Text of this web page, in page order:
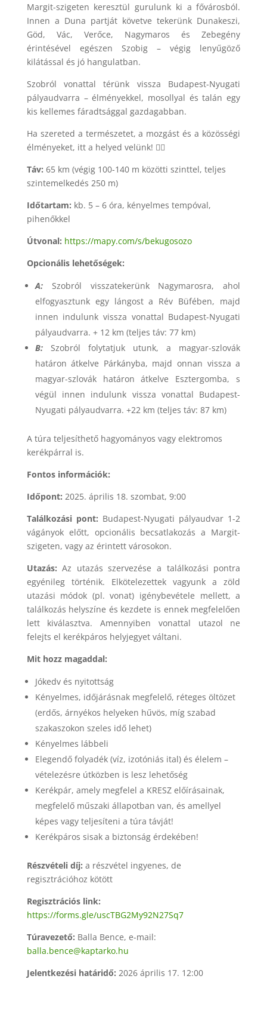
Margit-szigeten keresztül gurulunk ki a fővárosból.
Innen a Duna partját követve tekerünk Dunakeszi,
Göd, Vác, Verőce, Nagymaros és Zebegény
érintésével egészen Szobig – végig lenyűgöző
kilátással és jó hangulatban.
Szobról vonattal térünk vissza Budapest-Nyugati
pályaudvarra – élményekkel, mosollyal és talán egy
kis kellemes fáradtsággal gazdagabban.
Ha szereted a természetet, a mozgást és a közösségi
élményeket, itt a helyed velünk! 🚴‍♀️
Táv: 65 km (végig 100-140 m közötti szinttel, teljes
szintemelkedés 250 m)
Időtartam: kb. 5 – 6 óra, kényelmes tempóval,
pihenőkkel
Útvonal: https://mapy.com/s/bekugosozo
Opcionális lehetőségek:
A:
Szobról visszatekerünk Nagymarosra, ahol
elfogyasztunk egy lángost a Rév Büfében, majd
innen indulunk vissza vonattal Budapest-Nyugati
pályaudvarra. + 12 km (teljes táv: 77 km)
B:Szobról folytatjuk utunk, a magyar-szlovák
határon átkelve Párkányba, majd onnan vissza a
magyar-szlovák határon átkelve Esztergomba, s
végül innen indulunk vissza vonattal Budapest-
Nyugati pályaudvarra. +22 km (teljes táv: 87 km)
A túra teljesíthető hagyományos vagy elektromos
kerékpárral is.
Fontos információk:
Időpont: 2025. április 18. szombat, 9:00
Találkozási pont: Budapest-Nyugati pályaudvar 1-2
vágányok előtt, opcionális becsatlakozás a Margit-
szigeten, vagy az érintett városokon.
Utazás: Az utazás szervezése a találkozási pontra
egyénileg történik. Elkötelezettek vagyunk a zöld
utazási módok (pl. vonat) igénybevétele mellett, a
találkozás helyszíne és kezdete is ennek megfelelően
lett kiválasztva. Amennyiben vonattal utazol ne
felejts el kerékpáros helyjegyet váltani.
Mit hozz magaddal:
Jókedv és nyitottság
Kényelmes, időjárásnak megfelelő, réteges öltözet
(erdős, árnyékos helyeken hűvös, míg szabad
szakaszokon szeles idő lehet)
Kényelmes lábbeli
Elegendő folyadék (víz, izotóniás ital) és élelem –
vételezésre útközben is lesz lehetőség
Kerékpár, amely megfelel a KRESZ előírásainak,
megfelelő műszaki állapotban van, és amellyel
képes vagy teljesíteni a túra távját!
Kerékpáros sisak a biztonság érdekében!
Részvételi díj: a részvétel ingyenes, de
regisztrációhoz kötött
Regisztrációs link:
https://forms.gle/uscTBG2My92N27Sq7
Túravezető: Balla Bence, e-mail:
balla.bence@kaptarko.hu
Jelentkezési határidő: 2026 április 17. 12:00